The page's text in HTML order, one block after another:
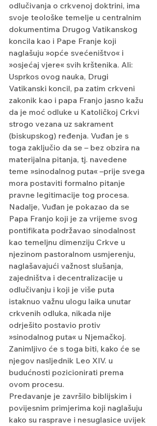
odlučivanja o crkvenoj doktrini, ima
svoje teološke temelje u centralnim
dokumentima Drugog Vatikanskog
koncila kao i Pape Franje koji
naglašuju »opće svećeništvo« i
»osjećaj vjere« svih krštenika. Ali:
Usprkos ovog nauka, Drugi
Vatikanski koncil, pa zatim crkveni
zakonik kao i papa Franjo jasno kažu
da je moć odluke u Katoličkoj Crkvi
strogo vezana uz sakrament
(biskupskog) ređenja. Vuđan je s
toga zaključio da se – bez obzira na
materijalna pitanja, tj. navedene
teme »sinodalnog puta« –prije svega
mora postaviti formalno pitanje
pravne legitimacije tog procesa.
Nadalje, Vuđan je pokazao da se
Papa Franjo koji je za vrijeme svog
pontifikata podržavao sinodalnost
kao temeljnu dimenziju Crkve u
njezinom pastoralnom usmjerenju,
naglašavajući važnost slušanja,
zajedništva i decentralizacije u
odlučivanju i koji je više puta
istaknuo važnu ulogu laika unutar
crkvenih odluka, nikada nije
odrješito postavio protiv
»sinodalnog puta« u Njemačkoj.
Zanimljivo će s toga biti, kako će se
njegov nasljednik Leo XIV. u
budućnosti pozicionirati prema
ovom procesu.
Predavanje je završilo biblijskim i
povijesnim primjerima koji naglašuju
kako su rasprave i nesuglasice uvijek